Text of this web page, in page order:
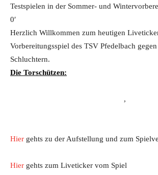
Testspielen in der Sommer- und
0′
Herzlich Willkommen zum heutigen
Vorbereitungsspiel des TSV Pfedelbach
Schluchtern.
Die Torschützen:
,
Hier gehts zu der Aufstellung und zum
Hier gehts zum Liveticker vom Spiel